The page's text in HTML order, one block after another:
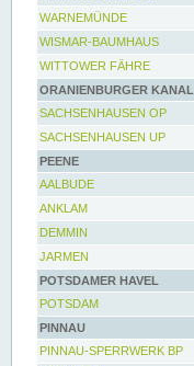
WARNEMÜNDE
WISMAR-BAUMHAUS
WITTOWER FÄHRE
ORANIENBURGER KANAL
SACHSENHAUSEN OP
SACHSENHAUSEN UP
PEENE
AALBUDE
ANKLAM
DEMMIN
JARMEN
POTSDAMER HAVEL
POTSDAM
PINNAU
PINNAU-SPERRWERK BP